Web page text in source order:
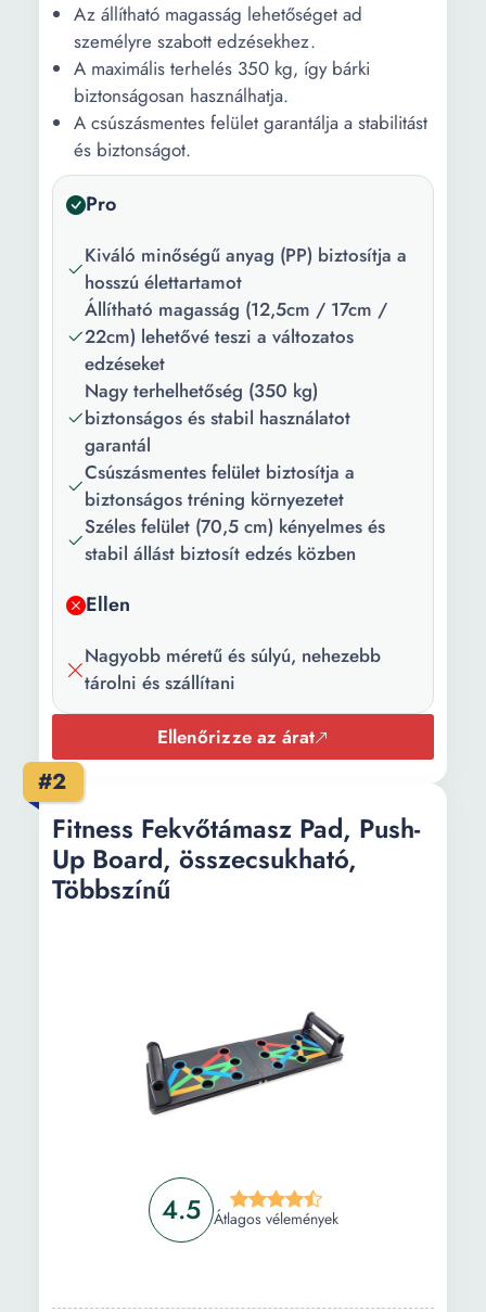
Az állítható magasság lehetőséget ad
személyre szabott edzésekhez.
A maximális terhelés 350 kg, így bárki
biztonságosan használhatja.
A csúszásmentes felület garantálja a stabilitást
és biztonságot.
Pro
Kiváló minőségű anyag (PP) biztosítja a
hosszú élettartamot
Állítható magasság (12,5cm / 17cm /
22cm) lehetővé teszi a változatos
edzéseket
Nagy terhelhetőség (350 kg)
biztonságos és stabil használatot
garantál
Csúszásmentes felület biztosítja a
biztonságos tréning környezetet
Széles felület (70,5 cm) kényelmes és
stabil állást biztosít edzés közben
Ellen
Nagyobb méretű és súlyú, nehezebb
tárolni és szállítani
Ellenőrizze az árat
#2
4.5 Átlagos vélemények
Fitness Fekvőtámasz Pad, Push-
Up Board, összecsukható,
Többszínű